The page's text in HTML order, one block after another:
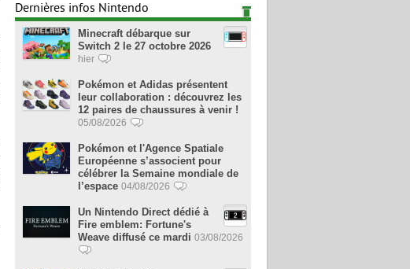
Dernières infos Nintendo
Minecraft débarque sur
Switch 2 le 27 octobre 2026
hier
Pokémon et Adidas présentent
leur collaboration : découvrez les
12 paires de chaussures à venir !
05/08/2026
Pokémon et l'Agence Spatiale
Européenne s’associent pour
célébrer la Semaine mondiale de
l’espace 04/08/2026
Un Nintendo Direct dédié à
Fire emblem: Fortune's
Weave diffusé ce mardi 03/08/2026